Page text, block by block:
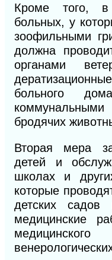
Кроме того, в
больных, у
зоофильными
должна
органами
больного
бродячих
Вторая мера
детей и
школах и
которые
детских
медицинские